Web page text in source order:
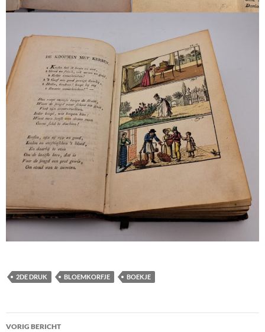
2DE DRUK BLOEMKORFJE BOEKJE
Berichtnavigatie
VORIG BERICHT